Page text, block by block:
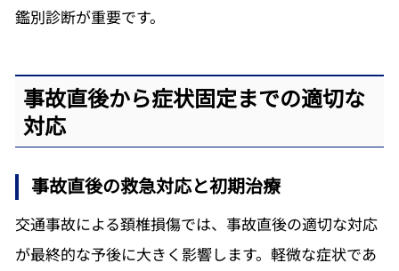
鑑別診断が重要です。
事故直後から症状固定までの適切な
対応
事故直後の救急対応と初期治療
交通事故による頚椎損傷では、事故直後の適切な対応
が最終的な予後に大きく影響します。軽微な症状であ